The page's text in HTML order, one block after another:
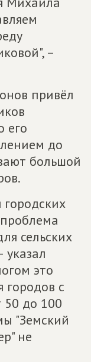
–
привёл
его
до
большой
сельских
это
городов с
50 до 100
"Земский
не